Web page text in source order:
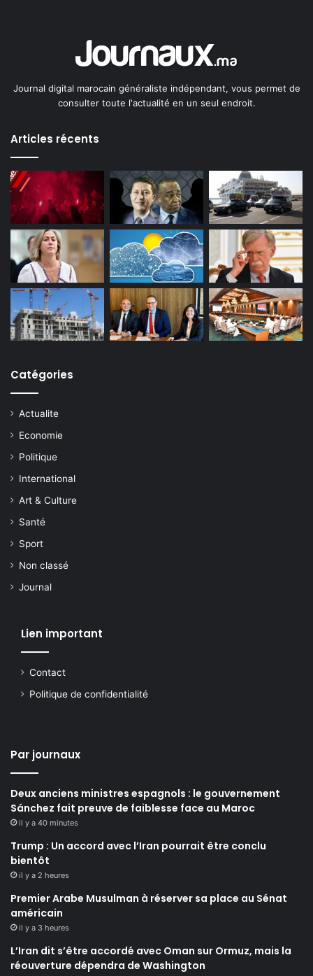
Journal digital marocain généraliste indépendant, vous permet de
consulter toute l'actualité en un seul endroit.
Articles récents
Catégories
Actualite
Economie
Politique
International
Art & Culture
Santé
Sport
Non classé
Journal
Lien important
Contact
Politique de confidentialité
Par journaux
Deux anciens ministres espagnols : le gouvernement
Sánchez fait preuve de faiblesse face au Maroc
il y a 40 minutes
Trump : Un accord avec l’Iran pourrait être conclu
bientôt
il y a 2 heures
Premier Arabe Musulman à réserver sa place au Sénat
américain
il y a 3 heures
L’Iran dit s’être accordé avec Oman sur Ormuz, mais la
réouverture dépendra de Washington